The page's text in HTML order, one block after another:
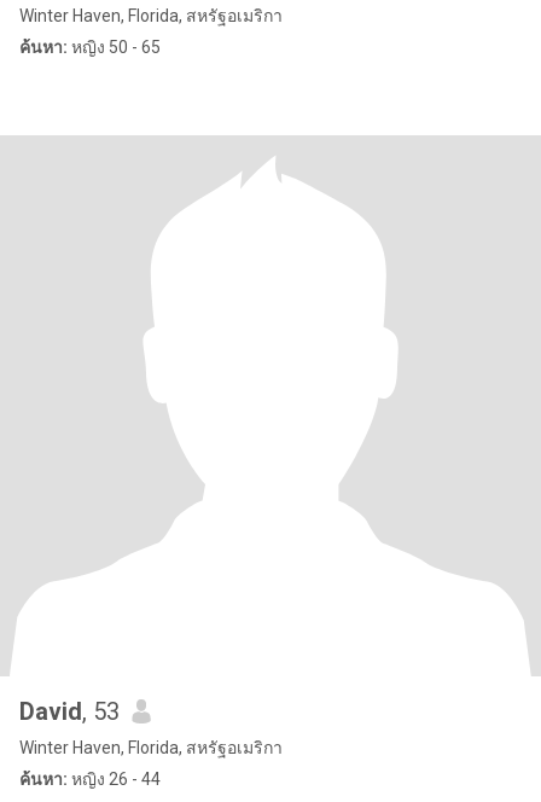
Winter Haven, Florida, สหรัฐอเมริกา
ค้นหา: หญิง 50 - 65
David, 53
Winter Haven, Florida, สหรัฐอเมริกา
ค้นหา: หญิง 26 - 44